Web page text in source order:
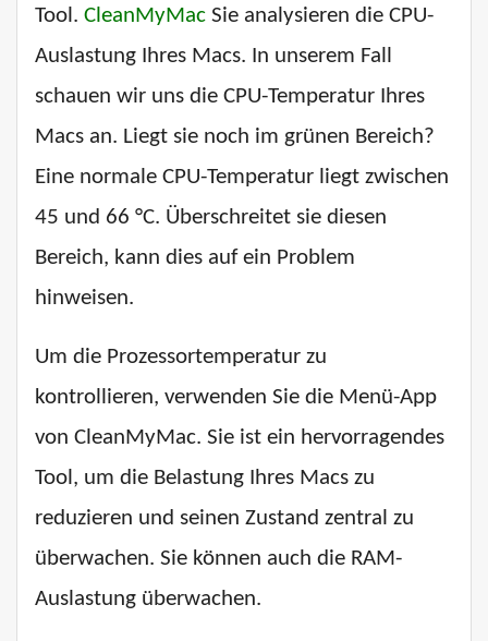
Tool. CleanMyMac Sie analysieren die CPU-
Auslastung Ihres Macs. In unserem Fall
schauen wir uns die CPU-Temperatur Ihres
Macs an. Liegt sie noch im grünen Bereich?
Eine normale CPU-Temperatur liegt zwischen
45 und 66 °C. Überschreitet sie diesen
Bereich, kann dies auf ein Problem
hinweisen.
Um die Prozessortemperatur zu
kontrollieren, verwenden Sie die Menü-App
von CleanMyMac. Sie ist ein hervorragendes
Tool, um die Belastung Ihres Macs zu
reduzieren und seinen Zustand zentral zu
überwachen. Sie können auch die RAM-
Auslastung überwachen.